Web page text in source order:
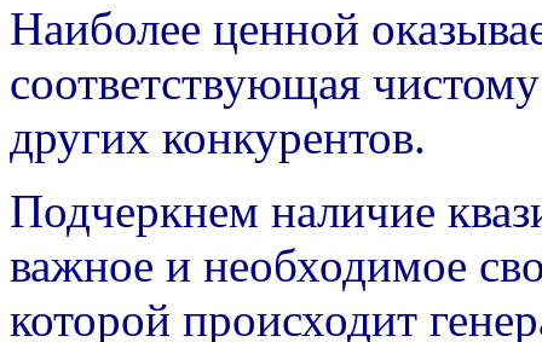
Наиболее ценной
соответствующая
других конкурентов.
Подчеркнем наличие
важное и необходимое
которой происходит